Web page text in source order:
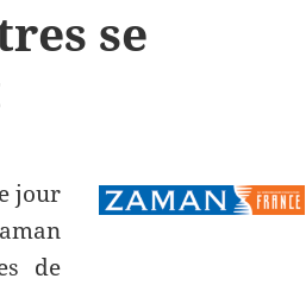
se
jour
de